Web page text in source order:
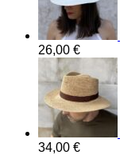
26,00 €
34,00 €